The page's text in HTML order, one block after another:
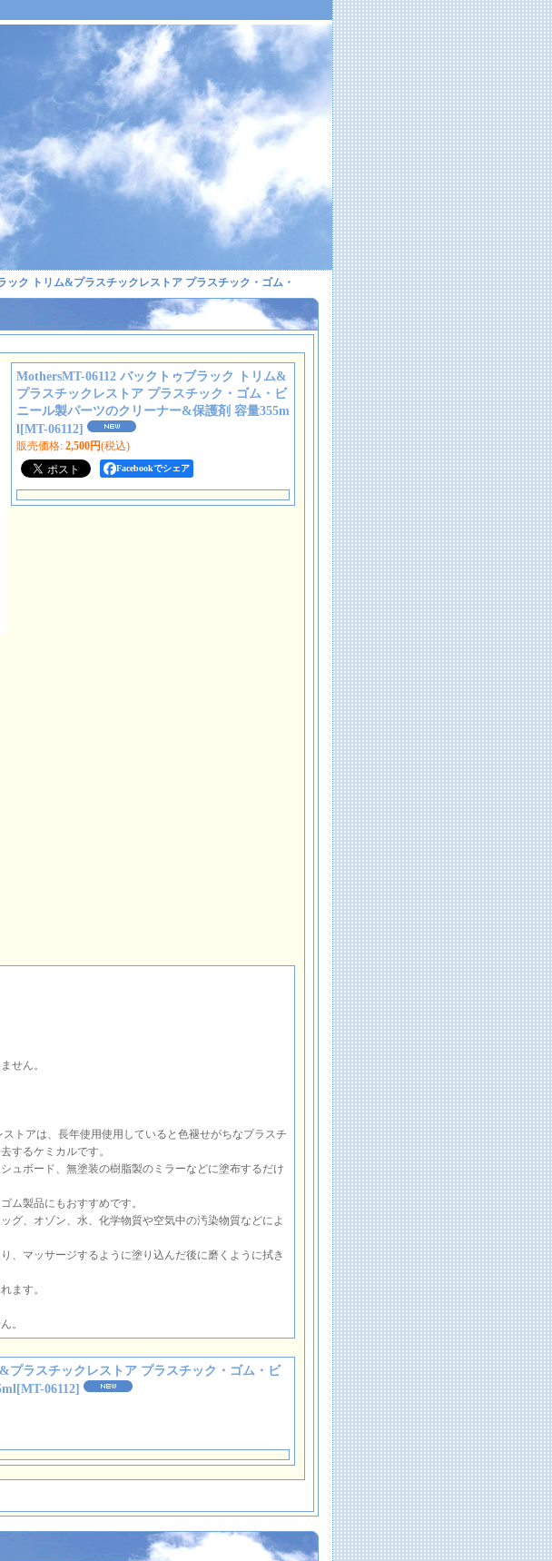
ック トリム&プラスチックレストア プラスチック・ゴム・
MothersMT-06112 バックトゥブラック トリム&
プラスチックレストア プラスチック・ゴム・ビ
ニール製パーツのクリーナー&保護剤 容量355m
l[MT-06112]
販売価格: 2,500円(税込)
Facebookでシェア
せん。
トアは、長年使用使用していると色褪せがちなプラスチ
するケミカルです。
ュボード、無塗装の樹脂製のミラーなどに塗布するだけ
ム製品にもおすすめです。
グ、オゾン、水、化学物質や空気中の汚染物質などによ
、マッサージするように塗り込んだ後に磨くように拭き
ます。
。
プラスチックレストア プラスチック・ゴム・ビ
[MT-06112]